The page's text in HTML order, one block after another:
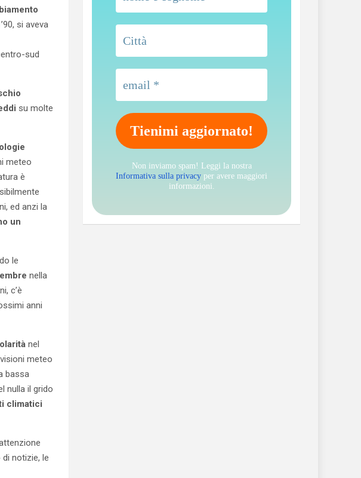
si aveva
sud
su molte
meteo
è
ed anzi la
un
le
nella
c’è
anni
nel
meteo
bassa
nulla il grido
climatici
notizie, le
Non inviamo spam! Leggi la nostra
Informativa sulla privacy per avere maggiori
informazioni.